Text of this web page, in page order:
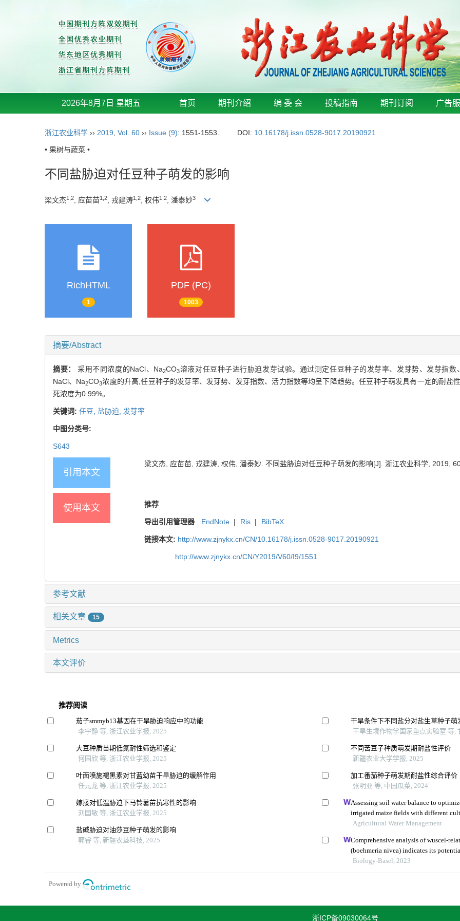
2026年8月7日 星期五 首页 期刊介绍 编 委 会 投稿指南 期刊订阅 广告
浙江农业科学 ›› 2019 Vol. 60 ›› Issue (9): 1551-1553. DOI: 10.16178/j.issn.0528-9017.20190921
• 果树与蔬菜 •
不同盐胁迫对任豆种子萌发的影响
梁文杰1,2, 应苗苗1,2, 戎建涛1,2, 权伟1,2, 潘泰妙3
RichHTML
1
PDF (PC)
1003
摘要/Abstract
摘要：采用不同浓度的NaCl、Na2CO3溶液对任豆种子进行胁迫发芽试验。通过测定任豆种子的发芽率、发芽势、发芽指
NaCl、Na2CO3浓度的升高,任豆种子的发芽率、发芽势、发芽指数、活力指数等均呈下降趋势。任豆种子萌发具有一定的耐盐
死浓度为0.99%。
关键词: 任豆, 盐胁迫, 发芽率
中图分类号:
S643
引用本文
梁文杰, 应苗苗, 戎建涛, 权伟, 潘泰妙. 不同盐胁迫对任豆种子萌发的影响[J]. 浙江农业科学, 2019,
使用本文 推荐
导出引用管理器 EndNote | Ris | BibTeX
链接本文: http://www.zjnykx.cn/CN/10.16178/j.issn.0528-9017.20190921
http://www.zjnykx.cn/CN/Y2019/V60/I9/1551
参考文献
相关文章 15
Metrics
本文评价
推荐阅读
茄子smmyb13基因在干旱胁迫响应中的功能
李宇静 等, 浙江农业学报, 2025
大豆种质苗期低氮耐性筛选和鉴定
何国欣 等, 浙江农业学报, 2025
叶面喷施褪黑素对甘蓝幼苗干旱胁迫的缓解作用
任元龙 等, 浙江农业学报, 2025
嫁接对低温胁迫下马铃薯苗抗寒性的影响
刘国敏 等, 浙江农业学报, 2025
盐碱胁迫对油莎豆种子萌发的影响
郭睿 等, 新疆农垦科技, 2025
干旱条件下不同盐分对盐生草种子萌
干旱生境作物学国家重点实验室 等,
不同苦豆子种质萌发期耐盐性评价
新疆农业大学学报, 2025
加工番茄种子萌发期耐盐性综合评价
张明亚 等, 中国瓜菜, 2024
Assessing soil water balance to
irrigated maize fields with different
Agricultural Water Management
Comprehensive analysis of wuscel-
(boehmeria nivea) indicates its
development
Biology-Basel, 2023
Powered by
浙ICP备09030064号